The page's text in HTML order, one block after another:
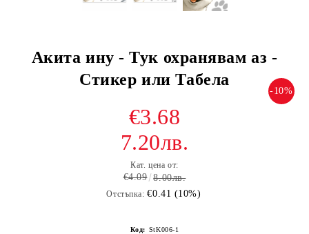
Акита ину - Тук охранявам аз -
Стикер или Табела
-10%
€3.68
7.20лв.
Кат. цена от:
€4.09 8.00лв.
Отстъпка: €0.41 (10%)
Код: StK006-1